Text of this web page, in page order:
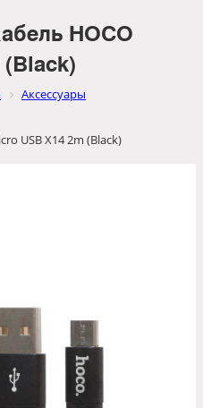
HOCO
Аксессуары
USB X14 2m (Black)